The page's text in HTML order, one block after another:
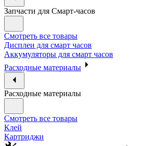
Запчасти для Смарт-часов
Смотреть все товары
Дисплеи для смарт часов
Аккумуляторы для смарт часов
Расходные материалы
Расходные материалы
Смотреть все товары
Клей
Картриджи